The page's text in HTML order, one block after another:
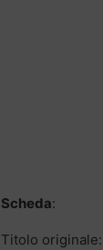
Scheda:
Titolo